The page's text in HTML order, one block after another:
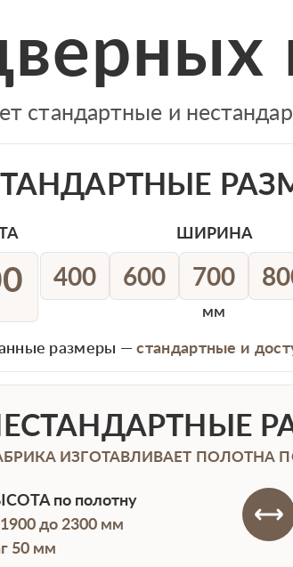
стандартные и
ШИРИНА
400 600 700
мм
размеры —стандартные и
ИЗГОТАВЛИВАЕТ ПОЛОТНА
по полотну
1900 до 2300 мм
50 мм